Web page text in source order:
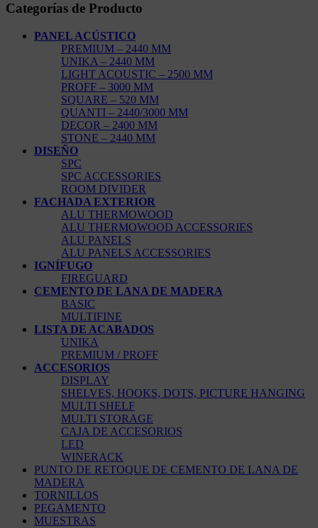
Categorías de Producto
PANEL ACÚSTICO
PREMIUM – 2440 MM
UNIKA – 2440 MM
LIGHT ACOUSTIC – 2500 MM
PROFF – 3000 MM
SQUARE – 520 MM
QUANTI – 2440/3000 MM
DECOR – 2400 MM
STONE – 2440 MM
DISEÑO
SPC
SPC ACCESSORIES
ROOM DIVIDER
FACHADA EXTERIOR
ALU THERMOWOOD
ALU THERMOWOOD ACCESSORIES
ALU PANELS
ALU PANELS ACCESSORIES
IGNÍFUGO
FIREGUARD
CEMENTO DE LANA DE MADERA
BASIC
MULTIFINE
LISTA DE ACABADOS
UNIKA
PREMIUM / PROFF
ACCESORIOS
DISPLAY
SHELVES, HOOKS, DOTS, PICTURE HANGING
MULTI SHELF
MULTI STORAGE
CAJA DE ACCESORIOS
LED
WINERACK
PUNTO DE RETOQUE DE CEMENTO DE LANA DE
MADERA
TORNILLOS
PEGAMENTO
MUESTRAS